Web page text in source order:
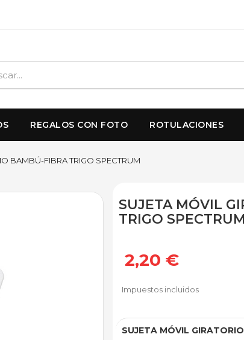
REGALOS CON FOTO ROTULACIONES
BAMBÚ-FIBRA TRIGO SPECTRUM
SUJETA MÓVIL
TRIGO SPECTRUM
2,20 €
Impuestos incluidos
SUJETA MÓVIL